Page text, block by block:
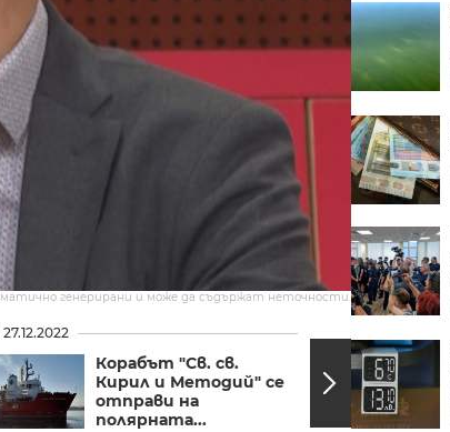
генерирани и може да съдържат неточности.
27.12.2022
Корабът "Св. св.
Кирил и Методий" се
отправи на
полярната...